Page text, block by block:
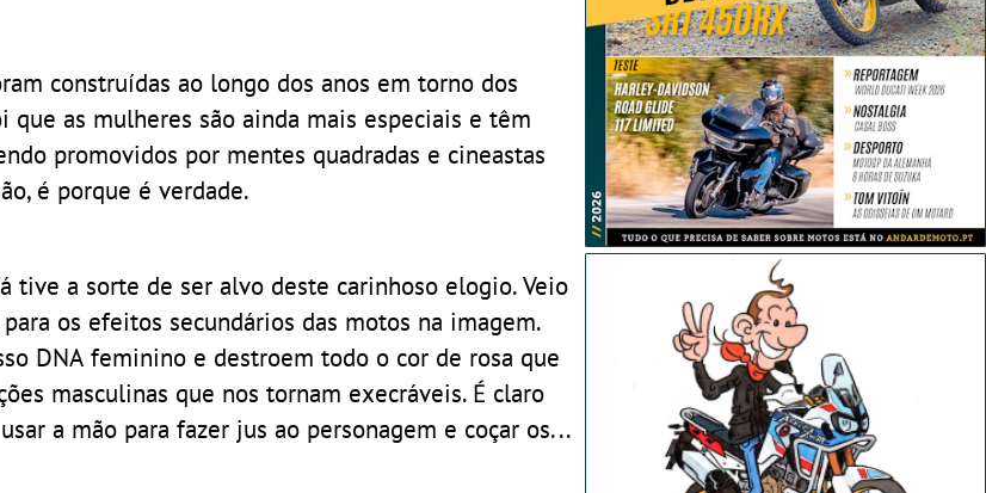
construídas ao longo dos anos em torno dos
que as mulheres são ainda mais especiais e têm
promovidos por mentes quadradas e cineastas
é porque é verdade.
tive a sorte de ser alvo deste carinhoso elogio. Veio
os efeitos secundários das motos na imagem.
DNA feminino e destroem todo o cor de rosa que
masculinas que nos tornam execráveis. É claro
a mão para fazer jus ao personagem e coçar os...